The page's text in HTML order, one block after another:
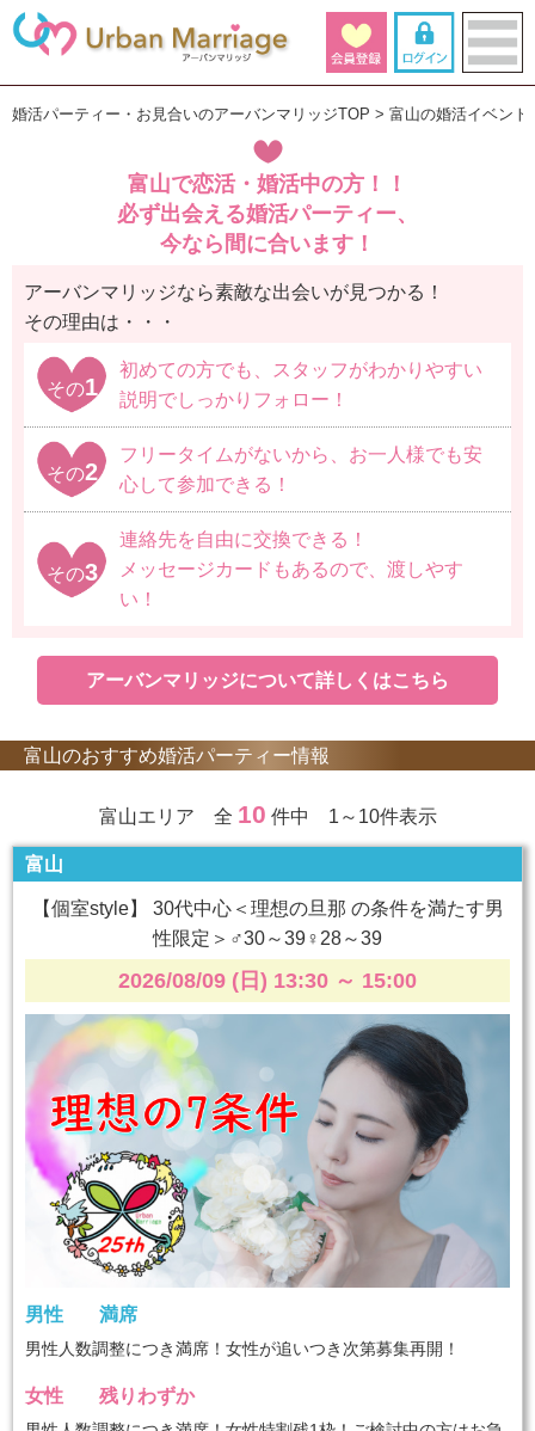
婚活パーティー・お見合いのアーバンマリッジTOP 富山の婚活イベント
富山で恋活・婚活中の方！！
必ず出会える婚活パーティー、
今なら間に合います！
アーバンマリッジなら素敵な出会いが見つかる！
その理由は・・・
その1
初めての方でも、スタッフがわかりやすい
説明でしっかりフォロー！
その2
フリータイムがないから、お一人様でも安
心して参加できる！
その3
連絡先を自由に交換できる！
メッセージカードもあるので、渡しやす
い！
アーバンマリッジについて詳しくはこちら
富山のおすすめ婚活パーティー情報
富山エリア 全 10 件中 1～10件表示
富山
【個室style】 30代中心＜理想の旦那 の条件を満たす男
性限定＞♂30～39♀28～39
2026/08/09 (日) 13:30 ～ 15:00
男性 満席
男性人数調整につき満席！女性が追いつき次第募集再開！
女性 残りわずか